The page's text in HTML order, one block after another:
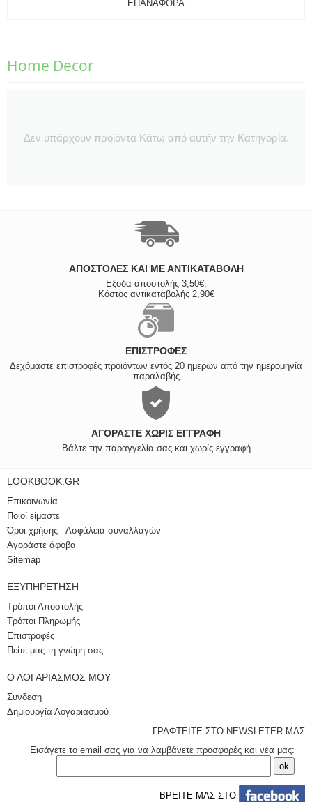
ΕΠΑΝΑΦΟΡΆ
Home Decor
Δεν υπάρχουν προϊόντα Κάτω από αυτήν την Κατηγορία.
ΑΠΟΣΤΟΛΈΣ ΚΑΙ ΜΕ ΑΝΤΙΚΑΤΑΒΟΛΗ
Εξοδα αποστολής 3,50€,
Κόστος αντικαταβολής 2,90€
ΕΠΙΣΤΡΟΦΈΣ
Δεχόμαστε επιστροφές προϊόντων εντός 20 ημερών από την ημερομηνία
παραλαβής
ΑΓΟΡΆΣΤΕ ΧΩΡΊΣ ΕΓΓΡΑΦΉ
Βάλτε την παραγγελία σας και χωρίς εγγραφή
LOOKBOOK.GR
Επικοινωνία
Ποιοί είμαστε
Όροι χρήσης - Ασφάλεια συναλλαγών
Αγοράστε άφοβα
Sitemap
ΕΞΥΠΗΡΈΤΗΣΗ
Τρόποι Αποστολής
Τρόποι Πληρωμής
Επιστροφές
Πείτε μας τη γνώμη σας
Ο ΛΟΓΑΡΙΑΣΜΌΣ ΜΟΥ
Συνδεση
Δημιουργία Λογαριασμού
ΓΡΑΦΤΕΙΤΕ ΣΤΟ NEWSLETER ΜΑΣ
Εισάγετε το email σας για να λαμβάνετε προσφορές και νέα μας:
ΒΡΕΙΤΕ ΜΑΣ ΣΤΟ